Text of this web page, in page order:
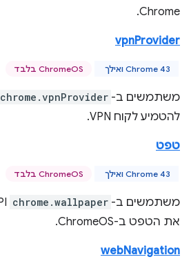
Chrome.
vpnProvider
Chrome 43 ואילך ChromeOS בלבד
משתמשים ב- chrome.vpnProvider
להטמיע לקוח VPN.
טפט
Chrome 43 ואילך ChromeOS בלבד
משתמשים ב- chrome.wallpaper
את הטפט ב-ChromeOS.
webNavigation